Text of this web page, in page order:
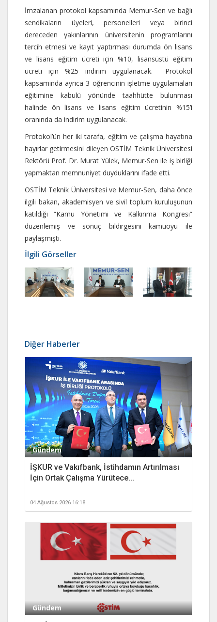
İmzalanan protokol kapsamında Memur-Sen ve bağlı
sendikaların üyeleri, personelleri veya birinci
dereceden yakınlarının üniversitenin programlarını
tercih etmesi ve kayıt yaptırması durumda ön lisans
ve lisans eğitim ücreti için %10, lisansüstü eğitim
ücreti için %25 indirim uygulanacak. Protokol
kapsamında ayrıca 3 öğrencinin işletme uygulamaları
eğitimine kabulü yönünde taahhütte bulunması
halinde ön lisans ve lisans eğitim ücretinin %15’i
oranında da indirim uygulanacak.
Protokol’ün her iki tarafa, eğitim ve çalışma hayatına
hayırlar getirmesini dileyen OSTİM Teknik Üniversitesi
Rektörü Prof. Dr. Murat Yülek, Memur-Sen ile iş birliği
yapmaktan memnuniyet duyduklarını ifade etti.
OSTİM Teknik Üniversitesi ve Memur-Sen, daha önce
ilgili bakan, akademisyen ve sivil toplum kuruluşunun
katıldığı “Kamu Yönetimi ve Kalkınma Kongresi”
düzenlemiş ve sonuç bildirgesini kamuoyu ile
paylaşmıştı.
İlgili Görseller
Diğer Haberler
Gündem
İŞKUR ve Vakıfbank, İstihdamın Artırılması
İçin Ortak Çalışma Yürütece...
04 Ağustos 2026 16:18
Gündem